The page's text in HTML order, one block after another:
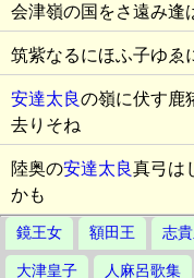
会津嶺の国をさ遠み逢
筑紫なるにほふ子ゆゑ
安達太良の嶺に伏す鹿
去りそね
陸奥の安達太良真弓は
かも
鏡王女 額田王 志
大津皇子 人麻呂歌集